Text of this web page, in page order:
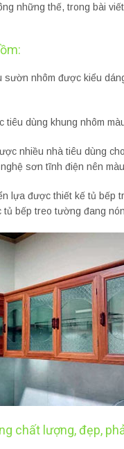
những thế, trong bài
sườn nhôm được kiểu
tiêu dùng khung nhôm
nhiều nhà tiêu dùng
sơn tĩnh điện nên
lựa được thiết kế tủ bếp
bếp treo tường đang
chất lượng, đẹp,